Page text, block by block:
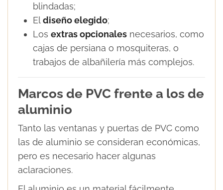
blindadas;
Eldiseño elegido;
Los extras opcionales necesarios, como
cajas de persiana o mosquiteras, o
trabajos de albañilería más complejos.
Marcos de PVC frente a los de
aluminio
Tanto las ventanas y puertas de PVC como
las de aluminio se consideran económicas,
pero es necesario hacer algunas
aclaraciones.